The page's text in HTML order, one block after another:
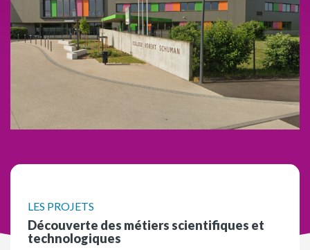
LES PROJETS
Découverte des métiers scientifiques et
technologiques